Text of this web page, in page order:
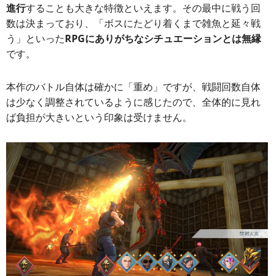
進行することも大きな特徴といえます。その最中に戦う回
数は決まっており、「ボスにたどり着くまで雑魚と延々戦
う」といったRPGにありがちなシチュエーションとは無縁
です。
本作のバトル自体は確かに「重め」ですが、戦闘回数自体
は少なく調整されているように感じたので、全体的に見れ
ば負担が大きいという印象は受けません。